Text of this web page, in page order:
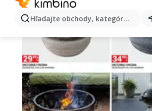
Hľadajte obchody, kategórie,